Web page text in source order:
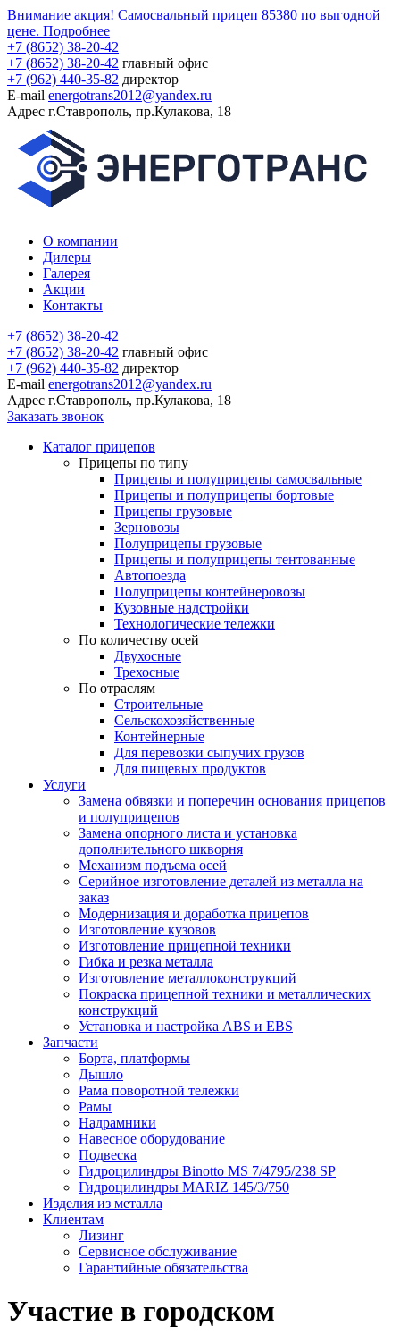
Внимание акция! Самосвальный прицеп 85380 по выгодной
цене. Подробнее
+7 (8652) 38-20-42
+7 (8652) 38-20-42 главный офис
+7 (962) 440-35-82 директор
E-mail energotrans2012@yandex.ru
Адрес г.Ставрополь, пр.Кулакова, 18
О компании
Дилеры
Галерея
Акции
Контакты
+7 (8652) 38-20-42
+7 (8652) 38-20-42 главный офис
+7 (962) 440-35-82 директор
E-mail energotrans2012@yandex.ru
Адрес г.Ставрополь, пр.Кулакова, 18
Заказать звонок
Каталог прицепов
Прицепы по типу
Прицепы и полуприцепы самосвальные
Прицепы и полуприцепы бортовые
Прицепы грузовые
Зерновозы
Полуприцепы грузовые
Прицепы и полуприцепы тентованные
Автопоезда
Полуприцепы контейнеровозы
Кузовные надстройки
Технологические тележки
По количеству осей
Двухосные
Трехосные
По отраслям
Строительные
Сельскохозяйственные
Контейнерные
Для перевозки сыпучих грузов
Для пищевых продуктов
Услуги
Замена обвязки и поперечин основания прицепов
и полуприцепов
Замена опорного листа и установка
дополнительного шкворня
Механизм подъема осей
Серийное изготовление деталей из металла на
заказ
Модернизация и доработка прицепов
Изготовление кузовов
Изготовление прицепной техники
Гибка и резка металла
Изготовление металлоконструкций
Покраска прицепной техники и металлических
конструкций
Установка и настройка ABS и EBS
Запчасти
Борта, платформы
Дышло
Рама поворотной тележки
Рамы
Надрамники
Навесное оборудование
Подвеска
Гидроцилиндры Binotto MS 7/4795/238 SP
Гидроцилиндры MARIZ 145/3/750
Изделия из металла
Клиентам
Лизинг
Сервисное обслуживание
Гарантийные обязательства
Участие в городском